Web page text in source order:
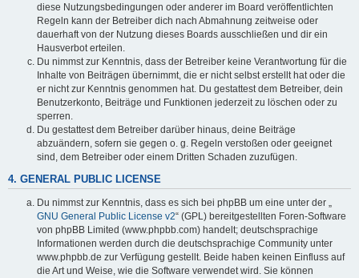
diese Nutzungsbedingungen oder anderer im Board veröffentlichten
Regeln kann der Betreiber dich nach Abmahnung zeitweise oder
dauerhaft von der Nutzung dieses Boards ausschließen und dir ein
Hausverbot erteilen.
Du nimmst zur Kenntnis, dass der Betreiber keine Verantwortung für die
Inhalte von Beiträgen übernimmt, die er nicht selbst erstellt hat oder die
er nicht zur Kenntnis genommen hat. Du gestattest dem Betreiber, dein
Benutzerkonto, Beiträge und Funktionen jederzeit zu löschen oder zu
sperren.
Du gestattest dem Betreiber darüber hinaus, deine Beiträge
abzuändern, sofern sie gegen o. g. Regeln verstoßen oder geeignet
sind, dem Betreiber oder einem Dritten Schaden zuzufügen.
4. GENERAL PUBLIC LICENSE
Du nimmst zur Kenntnis, dass es sich bei phpBB um eine unter der „
GNU General Public License v2“ (GPL) bereitgestellten Foren-Software
von phpBB Limited (www.phpbb.com) handelt; deutschsprachige
Informationen werden durch die deutschsprachige Community unter
www.phpbb.de zur Verfügung gestellt. Beide haben keinen Einfluss auf
die Art und Weise, wie die Software verwendet wird. Sie können